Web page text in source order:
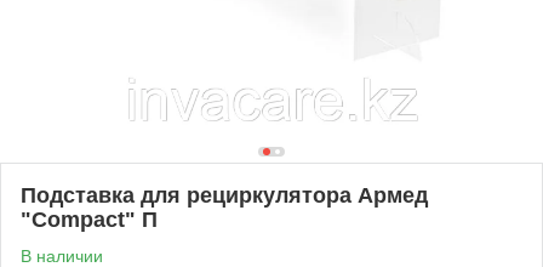
Подставка для рециркулятора Армед
"Compact" П
В наличии